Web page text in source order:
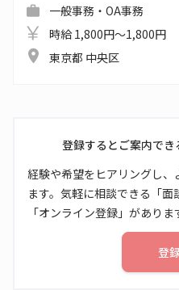
一般事務・OA事務
時給 1,800円～1,800円
東京都 中央区
登録するとご案内で
経験や希望をヒアリングし
ます。気軽に相談できる「
「オンライン登録」がありま
登